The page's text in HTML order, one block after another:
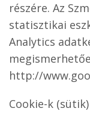
részére. Az
statisztikai
Analytics
http://
Cookie-k (sütik)